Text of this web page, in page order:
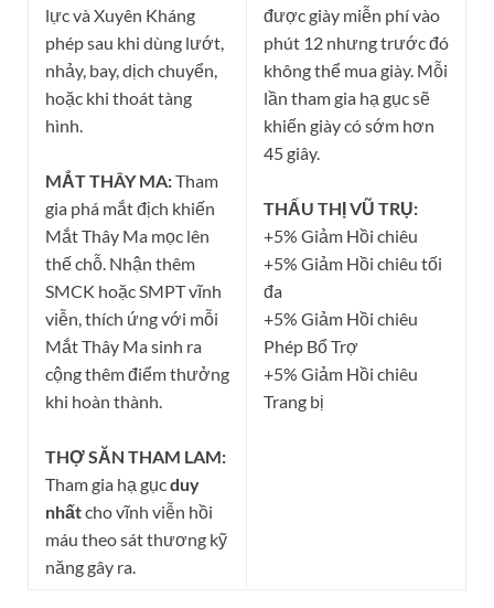
lực và Xuyên Kháng
phép sau khi dùng lướt,
nhảy, bay, dịch chuyển,
hoặc khi thoát tàng
hình.
MẮT THÂY MA:Tham
gia phá mắt địch khiến
Mắt Thây Ma mọc lên
thế chỗ. Nhận thêm
SMCK hoặc SMPT vĩnh
viễn, thích ứng với mỗi
Mắt Thây Ma sinh ra
cộng thêm điểm thưởng
khi hoàn thành.
THỢ SĂN THAM LAM:
Tham gia hạ gụcduy
nhấtcho vĩnh viễn hồi
máu theo sát thương kỹ
năng gây ra.
được giày miễn phí vào
phút 12 nhưng trước đó
không thể mua giày. Mỗi
lần tham gia hạ gục sẽ
khiến giày có sớm hơn
45 giây.
THẤU THỊ VŨ TRỤ:
+5% Giảm Hồi chiêu
+5% Giảm Hồi chiêu tối
đa
+5% Giảm Hồi chiêu
Phép Bổ Trợ
+5% Giảm Hồi chiêu
Trang bị